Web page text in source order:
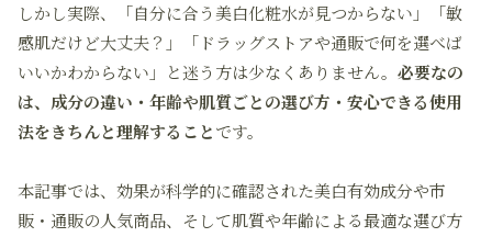
しかし実際、「自分に合う美白化粧水が見つからない」「敏
感肌だけど大丈夫？」「ドラッグストアや通販で何を選べば
いいかわからない」と迷う方は少なくありません。 必要なの
は、成分の違い・年齢や肌質ごとの選び方・安心できる使用
法をきちんと理解することです。
本記事では、効果が科学的に確認された美白有効成分や市
販・通販の人気商品、そして肌質や年齢による最適な選び方